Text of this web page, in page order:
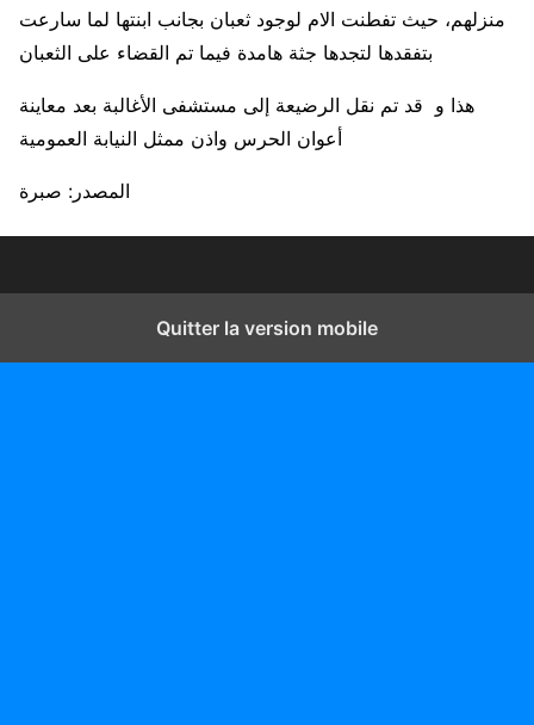
منزلهم، حيث تفطنت الام لوجود ثعبان بجانب ابنتها لما سارعت
بتفقدها لتجدها جثة هامدة فيما تم القضاء على الثعبان
هذا و قد تم نقل الرضيعة إلى مستشفى الأغالبة بعد معاينة
أعوان الحرس واذن ممثل النيابة العمومية
المصدر: صبرة
Quitter la version mobile